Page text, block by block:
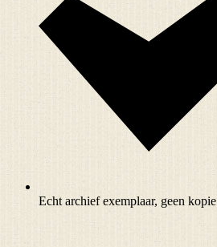
Echt archief exemplaar, geen kopie